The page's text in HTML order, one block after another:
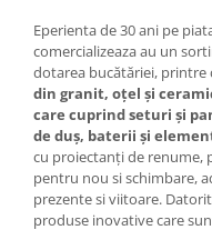
Eperienta de 30 ani pe
comercializeaza au un
dotarea bucătăriei, printre
din granit, oţel şi
care cuprind seturi şi
de duş, baterii şi
cu proiectanţi de renume,
pentru nou si schimbare,
prezente si viitoare.
produse inovative care